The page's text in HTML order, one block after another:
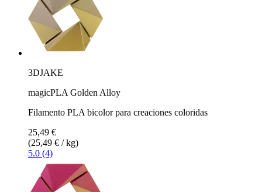
3DJAKE
magicPLA Golden Alloy
Filamento PLA bicolor para creaciones coloridas
25,49 €
(25,49 € / kg)
5.0 (4)